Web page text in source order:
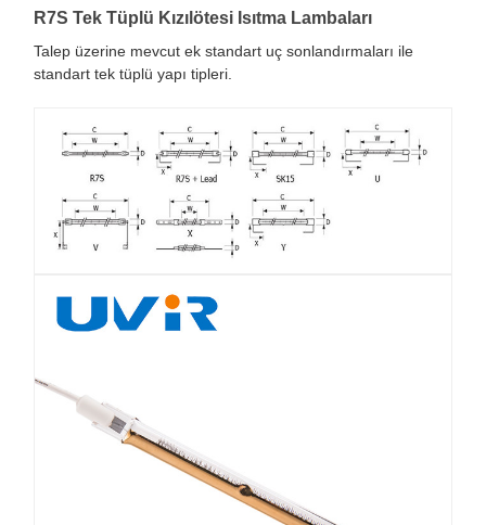
R7S Tek Tüplü Kızılötesi Isıtma Lambaları
Talep üzerine mevcut ek standart uç sonlandırmaları ile
standart tek tüplü yapı tipleri.